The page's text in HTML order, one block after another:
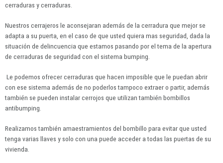
cerraduras y cerraduras.
Nuestros cerrajeros le aconsejaran además de la cerradura que mejor se
adapta a su puerta, en el caso de que usted quiera mas seguridad, dada la
situación de delincuencia que estamos pasando por el tema de la apertura
de cerraduras de seguridad con el sistema bumping.
Le podemos ofrecer cerraduras que hacen imposible que le puedan abrir
con ese sistema además de no poderlos tampoco extraer o partir, además
también se pueden instalar cerrojos que utilizan también bombillos
antibumping.
Realizamos también amaestramientos del bombillo para evitar que usted
tenga varias llaves y solo con una puede acceder a todas las puertas de su
vivienda.